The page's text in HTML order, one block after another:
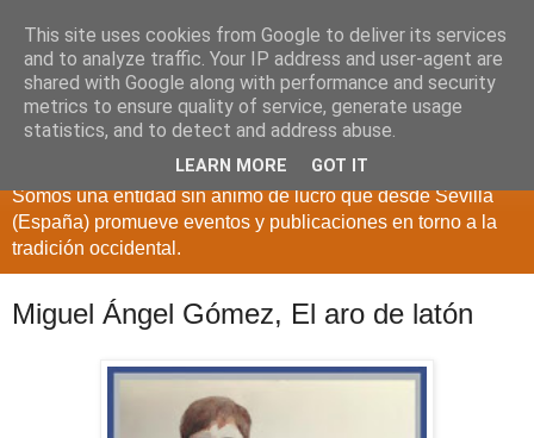
Somos una entidad sin ánimo de lucro que desde Sevilla
(España) promueve eventos y publicaciones en torno a la
tradición occidental.
Miguel Ángel Gómez, El aro de latón
This site uses cookies from Google to deliver its services
and to analyze traffic. Your IP address and user-agent are
shared with Google along with performance and security
metrics to ensure quality of service, generate usage
statistics, and to detect and address abuse.
LEARN MORE GOT IT